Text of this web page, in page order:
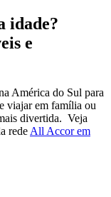
idade?
e
América do Sul para
viajar em família ou
divertida. Veja
rede All Accor em